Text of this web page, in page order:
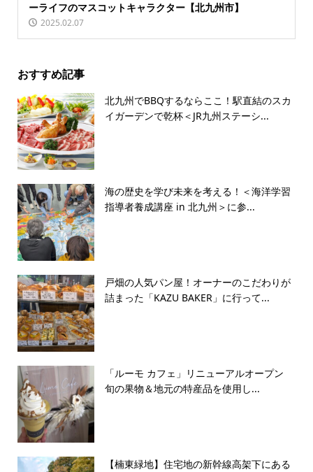
ーライフのマスコットキャラクター【北九州市】
2025.02.07
おすすめ記事
北九州でBBQするならここ！駅直結のスカ
イガーデンで乾杯＜JR九州ステーシ...
海の歴史を学び未来を考える！＜海洋学習
指導者養成講座 in 北九州＞に参...
戸畑の人気パン屋！オーナーのこだわりが
詰まった「KAZU BAKER」に行って...
「ルーモ カフェ」リニューアルオープン
旬の果物＆地元の特産品を使用し...
【楠東緑地】住宅地の新幹線高架下にある